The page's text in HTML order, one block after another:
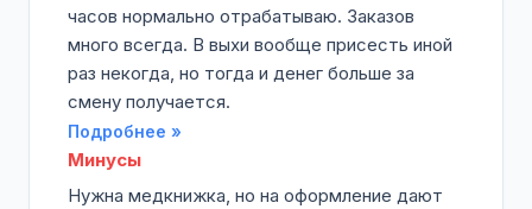
часов нормально отрабатываю. Заказов
много всегда. В выхи вообще присесть иной
раз некогда, но тогда и денег больше за
смену получается.
Подробнее »
Минусы
Нужна медкнижка, но на оформление дают